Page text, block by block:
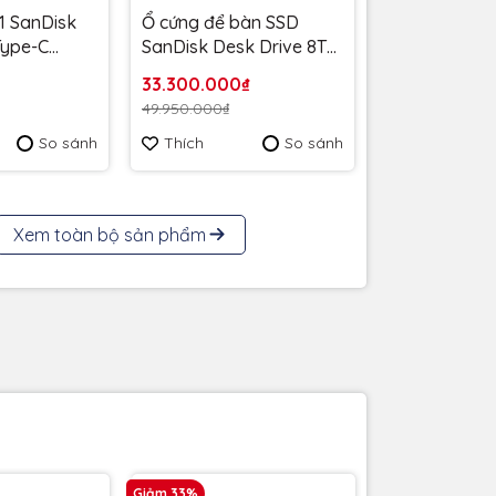
SanDisk
C
G46 -
So sánh
Ổ cứng để bàn SSD
SanDisk Desk Drive 8TB
1000MB/s SDSSDT40C-
8T00-A25 - Bảo Hành 3
năm
33.300.000₫
49.950.000₫
Thích
So sánh
Xem toàn bộ sản phẩm